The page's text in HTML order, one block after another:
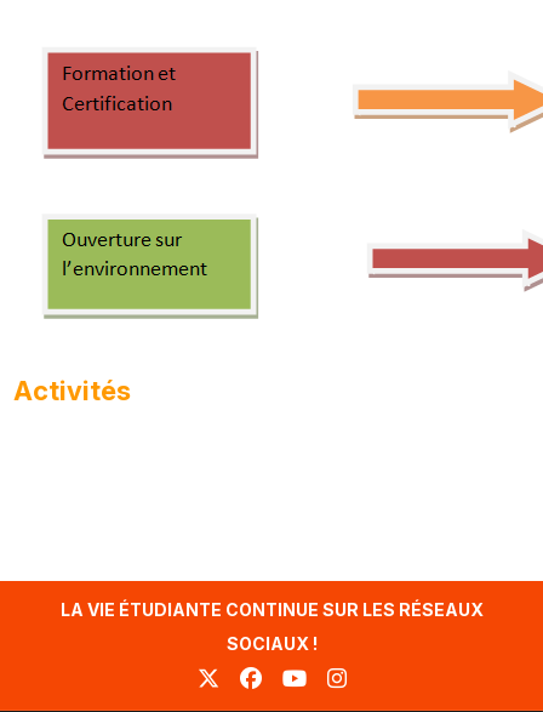
Activités
LA VIE ÉTUDIANTE CONTINUE SUR LES RÉSEAUX
SOCIAUX !